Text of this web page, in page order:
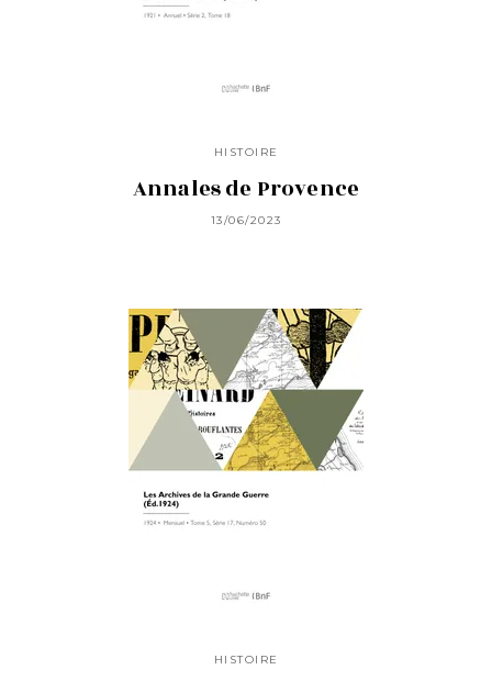
HISTOIRE
Annales de Provence
13/06/2023
HISTOIRE